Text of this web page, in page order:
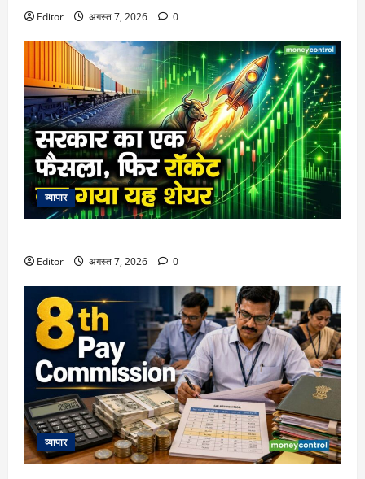
Editor अगस्त 7, 2026 0
व्यापार
Editor अगस्त 7, 2026 0
व्यापार